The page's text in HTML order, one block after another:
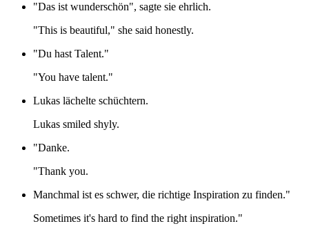
"Das ist wunderschön", sagte sie ehrlich.
"This is beautiful," she said honestly.
"Du hast Talent."
"You have talent."
Lukas lächelte schüchtern.
Lukas smiled shyly.
"Danke.
"Thank you.
Manchmal ist es schwer, die richtige Inspiration zu finden."
Sometimes it's hard to find the right inspiration."